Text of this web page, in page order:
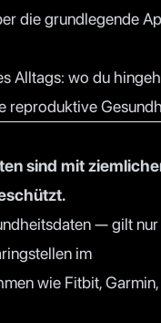
die grundlegende
Alltags: wo du
reproduktive
sind mit
— gilt
im
wie Fitbit, Garmin,